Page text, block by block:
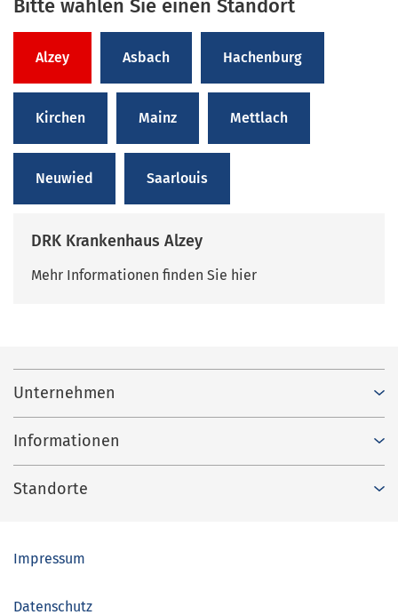
Bitte wählen Sie einen Standort
Alzey Asbach Hachenburg
Kirchen Mainz Mettlach
Neuwied Saarlouis
DRK Krankenhaus Alzey
Mehr Informationen finden Sie hier
Unternehmen
Informationen
Standorte
Impressum
Datenschutz